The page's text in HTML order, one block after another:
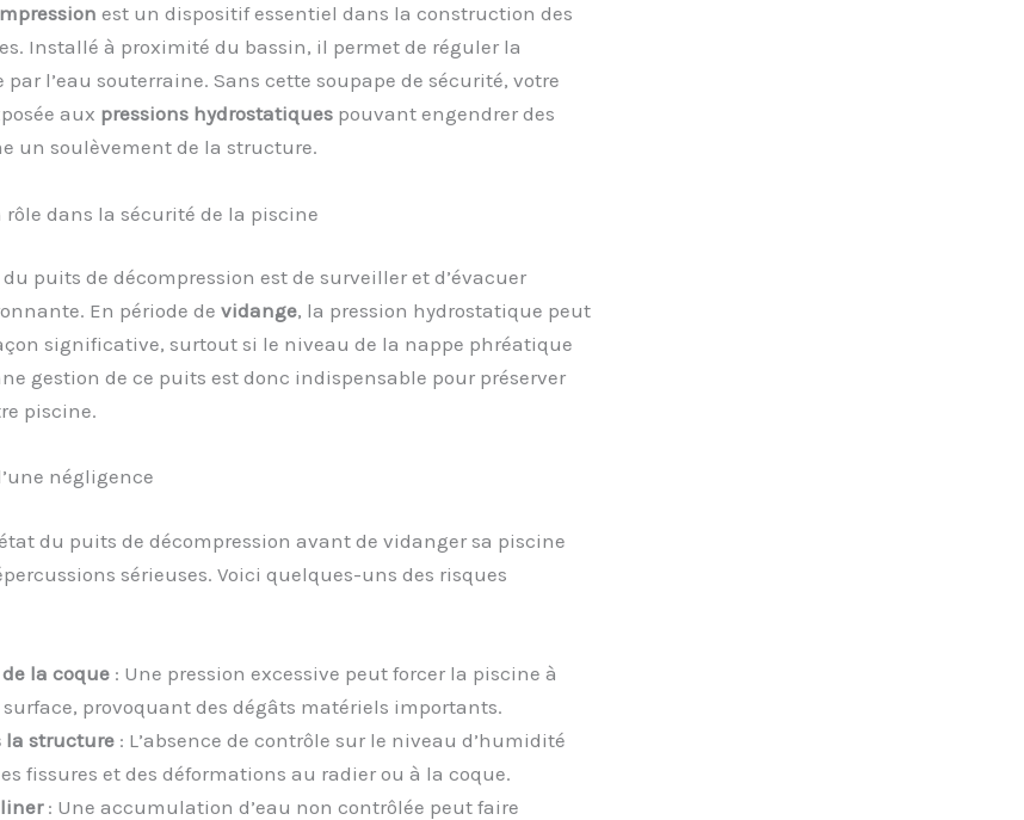
est un dispositif essentiel dans la construction des
Installé à proximité du bassin, il permet de réguler la
par l’eau souterraine. Sans cette soupape de sécurité, votre
aux pressions hydrostatiquespouvant engendrer des
un soulèvement de la structure.
rôle dans la sécurité de la piscine
puits de décompression est de surveiller et d’évacuer
En période de vidange, la pression hydrostatique peut
significative, surtout si le niveau de la nappe phréatique
gestion de ce puits est donc indispensable pour préserver
piscine.
négligence
du puits de décompression avant de vidanger sa piscine
sérieuses. Voici quelques-uns des risques
la coque: Une pression excessive peut forcer la piscine à
provoquant des dégâts matériels importants.
la structure: L’absence de contrôle sur le niveau d’humidité
fissures et des déformations au radier ou à la coque.
: Une accumulation d’eau non contrôlée peut faire